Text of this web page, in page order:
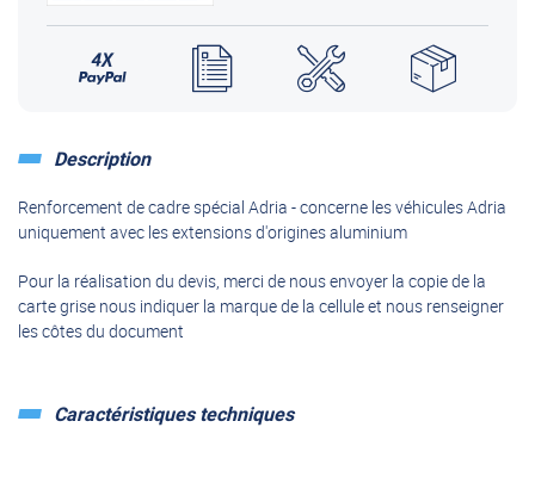
Description
Renforcement de cadre spécial Adria - concerne les véhicules Adria
uniquement avec les extensions d'origines aluminium
Pour la réalisation du devis, merci de nous envoyer la copie de la
carte grise nous indiquer la marque de la cellule et nous renseigner
les côtes du document
Caractéristiques techniques